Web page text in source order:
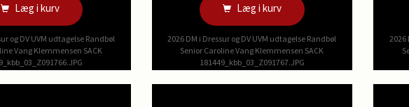
Læg i kurv
og DV UVM udtagelse Randbøl
Vang Klemmensen SACK
Læg i kurv
2026 DM i Dressur og DV UVM udtagelse Randbøl
Senior Caroline Vang Klemmensen SACK
181449_kbb_03_Z091767.JPG
2026